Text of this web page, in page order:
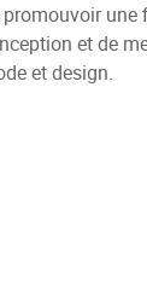
une
et de
et design.